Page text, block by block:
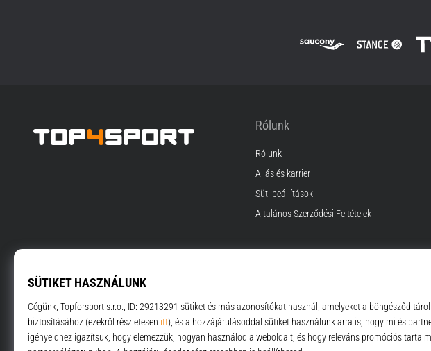
Rólunk
Rólunk
Állás és karrier
Süti beállítások
Általános Szerződési Feltételek